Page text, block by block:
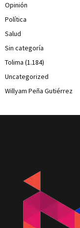
Opinión
Política
Salud
Sin categoría
Tolima (1.184)
Uncategorized
Willyam Peña Gutiérrez